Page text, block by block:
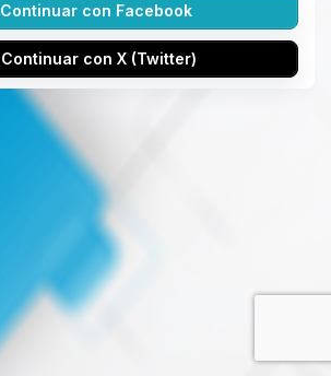
Continuar con Facebook
Continuar con X (Twitter)